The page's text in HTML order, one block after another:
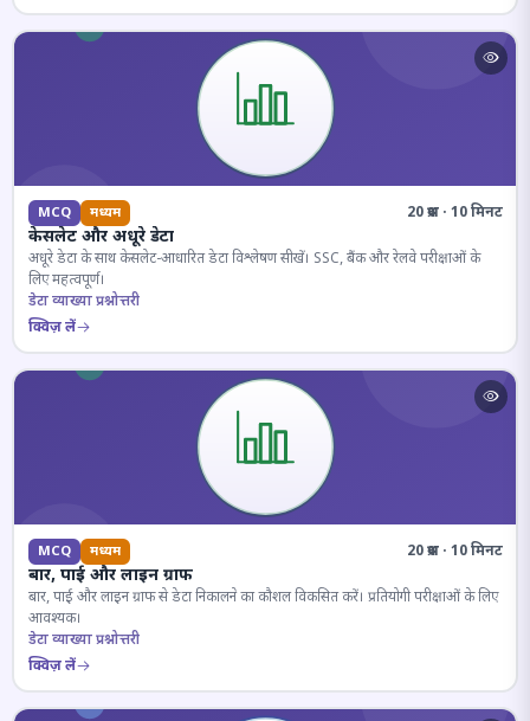
MCQ मध्यम 20 प्रश्न · 10 मिनट
केसलेट और अधूरे डेटा
अधूरे डेटा के साथ केसलेट-आधारित डेटा विश्लेषण सीखें। SSC, बैंक और रेलवे परीक्षाओं के
लिए महत्वपूर्ण।
डेटा व्याख्या प्रश्नोत्तरी
क्विज़ लें
MCQ मध्यम 20 प्रश्न · 10 मिनट
बार, पाई और लाइन ग्राफ
बार, पाई और लाइन ग्राफ से डेटा निकालने का कौशल विकसित करें। प्रतियोगी परीक्षाओं के लिए
आवश्यक।
डेटा व्याख्या प्रश्नोत्तरी
क्विज़ लें